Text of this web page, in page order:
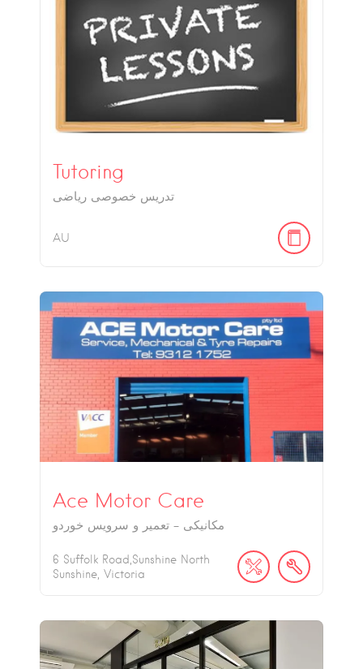
Tutoring
تدریس خصوصی ریاضی
AU
Ace Motor Care
مکانیکی - تعمیر و سرویس خوردو
6 Suffolk Road,Sunshine North
Sunshine, Victoria